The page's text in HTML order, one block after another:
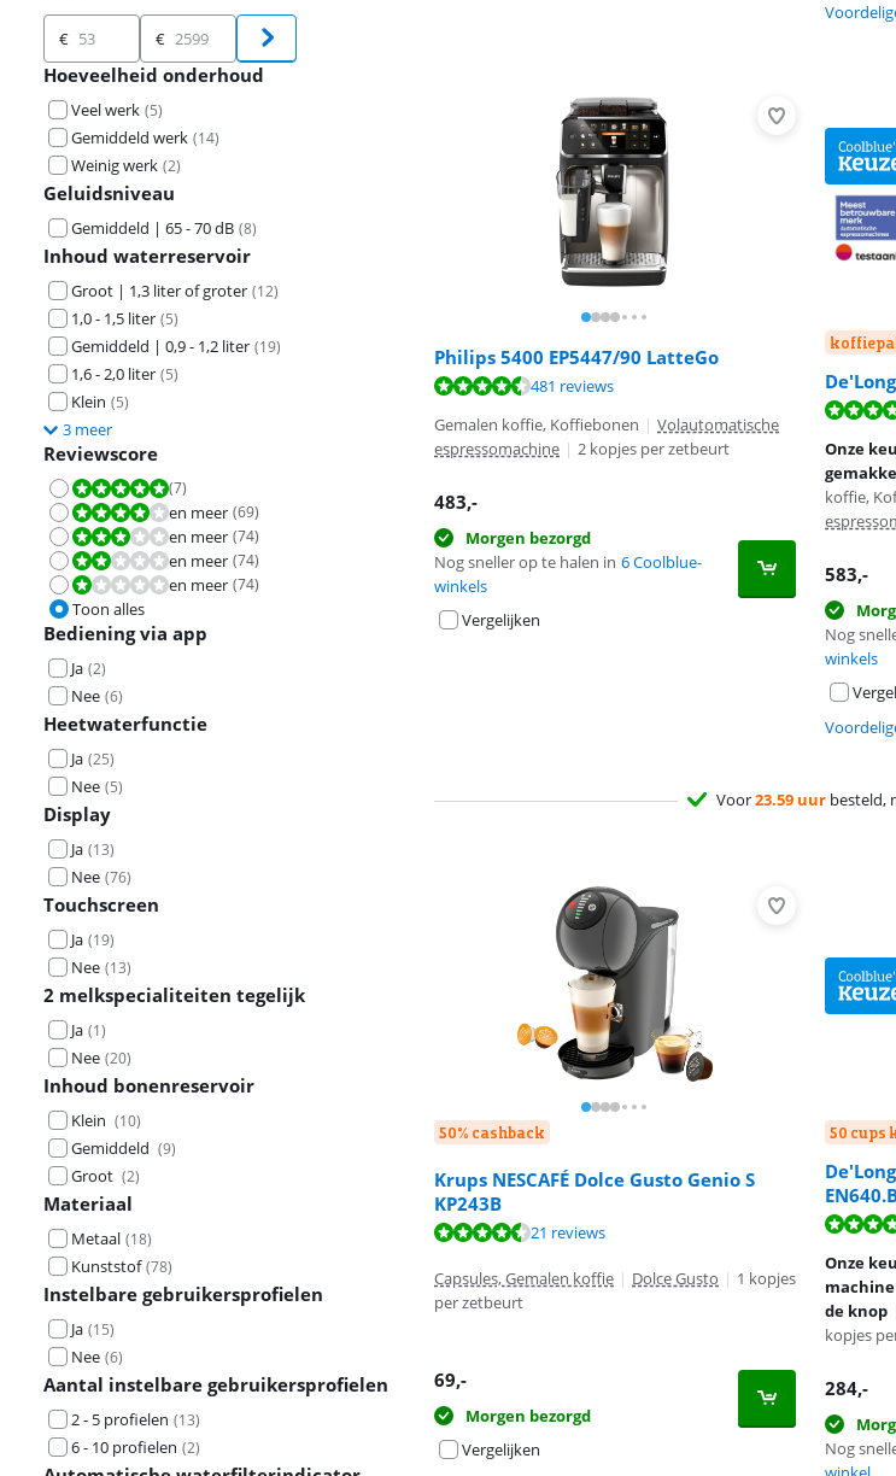
Prijs
€ €
Hoeveelheid onderhoud
Veel werk (5)
Gemiddeld werk (14)
Weinig werk (2)
Geluidsniveau
Gemiddeld | 65 - 70 dB (8)
Inhoud waterreservoir
Groot | 1,3 liter of groter (12)
1,0 - 1,5 liter (5)
Gemiddeld | 0,9 - 1,2 liter (19)
1,6 - 2,0 liter (5)
Klein (5)
3 meer
Reviewscore
Beoordeling is 10 van de 10.
(7)
Beoordeling is 8,0 van de 10.
en meer (69)
Beoordeling is 6,0 van de 10.
en meer (74)
Beoordeling is 4,0 van de 10.
en meer (74)
Beoordeling is 2,0 van de 10.
en meer (74)
Toon alles
Bediening via app
Ja (2)
Nee (6)
Heetwaterfunctie
Ja (25)
Nee (5)
Display
Ja (13)
Nee (76)
Touchscreen
Ja (19)
Nee (13)
2 melkspecialiteiten tegelijk
Ja (1)
Nee (20)
Inhoud bonenreservoir
Klein (10)
Gemiddeld (9)
Groot (2)
Materiaal
Metaal (18)
Kunststof (78)
Instelbare gebruikersprofielen
Ja (15)
Nee (6)
Aantal instelbare gebruikersprofielen
2 - 5 profielen (13)
6 - 10 profielen (2)
Philips 5400 EP5447/90 LatteGo
Beoordeling is 8,8 van de 10, gebaseerd op 481 reviews.
481 reviews
Gemalen koffie, Koffiebonen | Volautomatische
espressomachine | 2 kopjes per zetbeurt
483,-
Morgen bezorgd
Nog sneller op te halen in 6 Coolblue-
winkels
Vergelijken
Onze
koffie,
583,-
Nog
winkels
Beoordeling is 8,9 van de 10, gebaseerd op 6 reviews.
Voor23.59 uur besteld,
50% cashback
Krups NESCAFÉ Dolce Gusto Genio S
KP243B
Beoordeling is 9,0 van de 10, gebaseerd op 21 reviews.
21 reviews
Capsules, Gemalen koffie | Dolce Gusto | 1 kopjes
per zetbeurt
69,-
Morgen bezorgd
Vergelijken
50 cups
Beoordeling is 8,4 van de 10, gebaseerd op 183 reviews.
Onze
de knop
kopjes
284,-
Nog
Beoordeling is 8,8 van de 10, gebaseerd op 363 reviews.